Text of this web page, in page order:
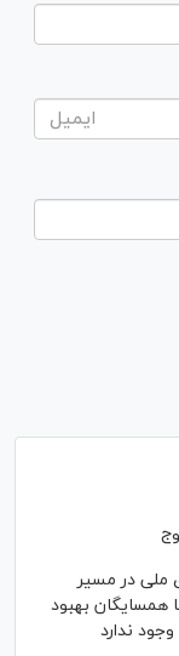
ملی در مسیر
همسایگان بهبود
ندارد